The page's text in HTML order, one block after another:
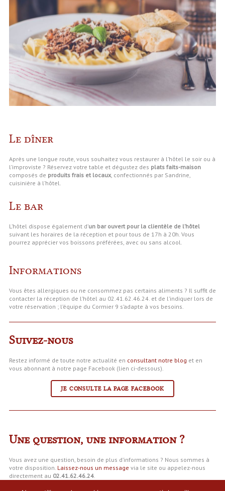
Le dîner
Après une longue route, vous souhaitez vous restaurer à l’hôtel le soir ou à
l’improviste ? Réservez votre table et dégustez des plats faits-maison
composés de produits frais et locaux, confectionnés par Sandrine,
cuisinière à l’hôtel.
Le bar
L’hôtel dispose également d’un bar ouvert pour la clientèle de l’hôtel
suivant les horaires de la réception et pour tous de 17h à 20h. Vous
pourrez apprécier vos boissons préférées, avec ou sans alcool.
Informations
Vous êtes allergiques ou ne consommez pas certains aliments ? Il suffit de
contacter la réception de l’hôtel au 02.41.62.46.24. et de l’indiquer lors de
votre réservation ; l’équipe du Cormier 9 s’adapte à vos besoins.
Suivez-nous
Restez informé de toute notre actualité en consultant notre blog et en
vous abonnant à notre page Facebook (lien ci-dessous).
JE CONSULTE LA PAGE FACEBOOK
Une question, une information ?
Vous avez une question, besoin de plus d’informations ? Nous sommes à
votre disposition. Laissez-nous un message via le site ou appelez-nous
directement au 02.41.62.46.24.